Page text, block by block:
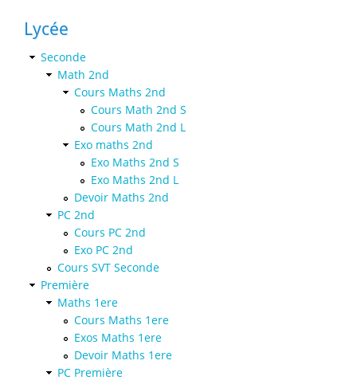
Lycée
Seconde
Math 2nd
Cours Maths 2nd
Cours Math 2nd S
Cours Math 2nd L
Exo maths 2nd
Exo Maths 2nd S
Exo Maths 2nd L
Devoir Maths 2nd
PC 2nd
Cours PC 2nd
Exo PC 2nd
Cours SVT Seconde
Première
Maths 1ere
Cours Maths 1ere
Exos Maths 1ere
Devoir Maths 1ere
PC Première